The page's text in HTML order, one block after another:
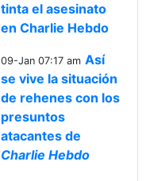
tinta el asesinato
en Charlie Hebdo
09-Jan 07:17 am Así
se vive la situación
de rehenes con los
presuntos
atacantes de
Charlie Hebdo